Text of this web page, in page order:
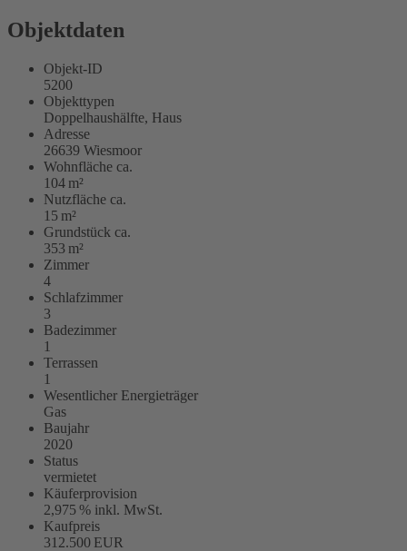
Objektdaten
Objekt-ID
5200
Objekttypen
Doppelhaushälfte, Haus
Adresse
26639 Wiesmoor
Wohnfläche ca.
104 m²
Nutzfläche ca.
15 m²
Grund­stück ca.
353 m²
Zimmer
4
Schlafzimmer
3
Badezimmer
1
Terrassen
1
Wesentlicher Energieträger
Gas
Baujahr
2020
Status
vermietet
Käufer­provision
2,975 % inkl. MwSt.
Kaufpreis
312.500 EUR